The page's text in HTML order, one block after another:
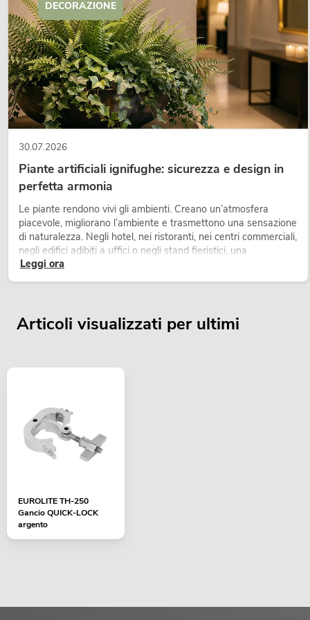
30.07.2026
Piante artificiali ignifughe: sicurezza e design in
perfetta armonia
Le piante rendono vivi gli ambienti. Creano un’atmosfera
piacevole, migliorano l’ambiente e trasmettono una sensazione
di naturalezza. Negli hotel, nei ristoranti, nei centri commerciali,
negli edifici adibiti a uffici o negli stand fieristici, una
vegetazione di alta qualità è ormai parte integrante dei
moderni progetti di arredamento.
Leggi ora
DECORAZIONE
Articoli visualizzati per ultimi
EUROLITE TH-250
Gancio QUICK-LOCK
argento